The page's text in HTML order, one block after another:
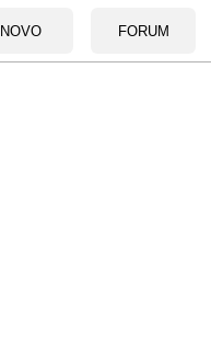
NOVO FORUM